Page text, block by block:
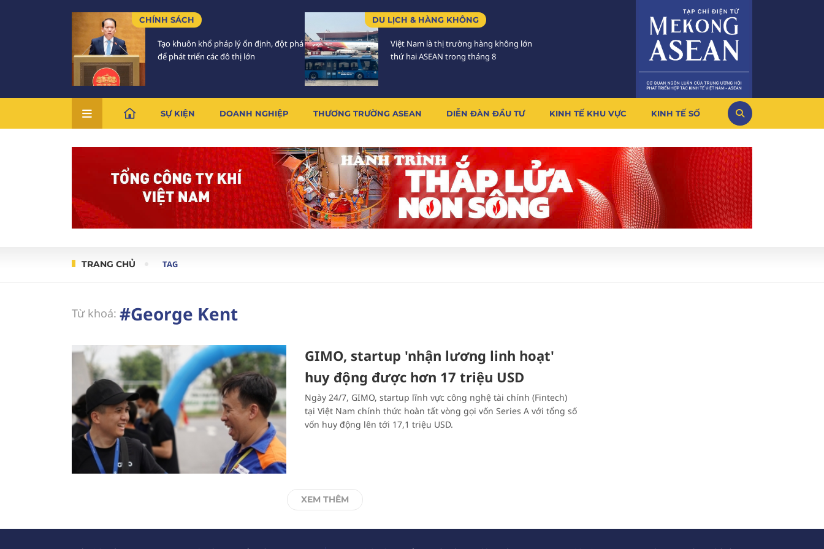
CHÍNH SÁCH
Tạo khuôn khổ pháp lý ổn định, đột phá
để phát triển các đô thị lớn
DU LỊCH & HÀNG KHÔNG
Việt Nam là thị trường hàng không lớn
thứ hai ASEAN trong tháng 8
SỰ KIỆN DOANH NGHIỆP THƯƠNG TRƯỜNG ASEAN DIỄN ĐÀN ĐẦU TƯ KINH TẾ KHU VỰC KINH TẾ SỐ
TRANG CHỦ TAG
Từ khoá: #George Kent
GIMO, startup 'nhận lương linh hoạt'
huy động được hơn 17 triệu USD
Ngày 24/7, GIMO, startup lĩnh vực công nghệ tài chính (Fintech)
tại Việt Nam chính thức hoàn tất vòng gọi vốn Series A với tổng số
vốn huy động lên tới 17,1 triệu USD.
XEM THÊM